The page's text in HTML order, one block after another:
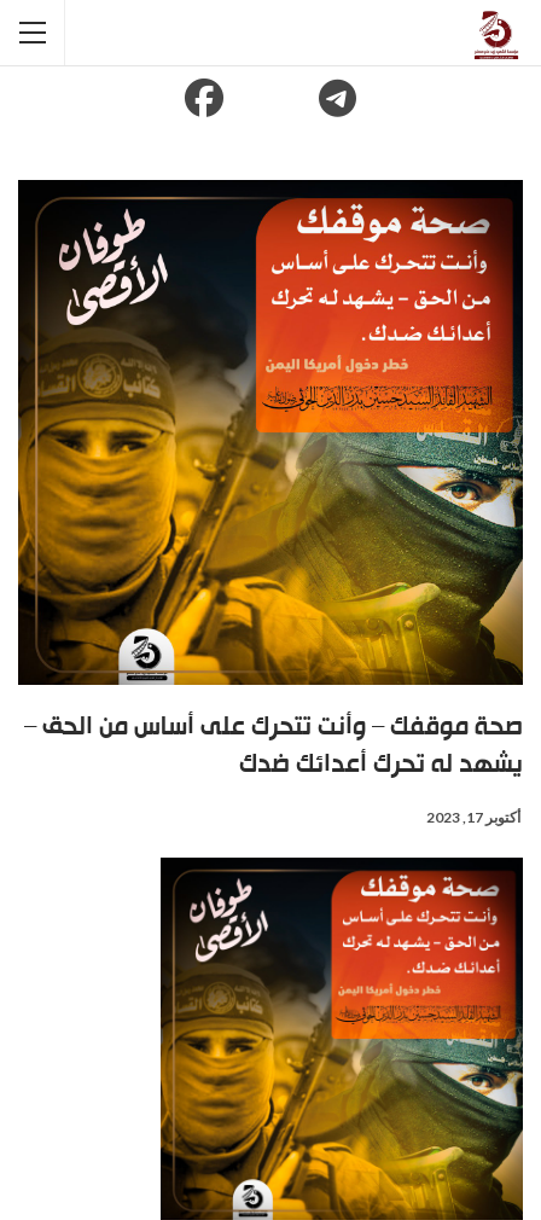
صحة موقفك – وأنت تتحرك على أساس من الحق –
يشهد له تحرك أعدائك ضدك
أكتوبر 17, 2023